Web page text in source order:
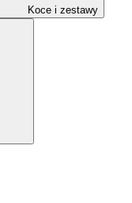
Koce i zestawy